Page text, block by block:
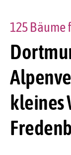
kleines
125 Bäume